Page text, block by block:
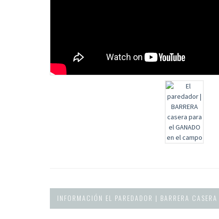
INFORMACIÓN EL PAREDADOR | BARRERA